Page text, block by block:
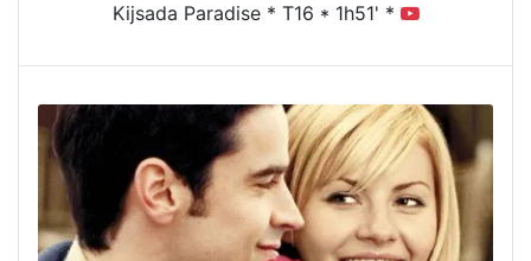
Kijsada Paradise * T16 * 1h51' *